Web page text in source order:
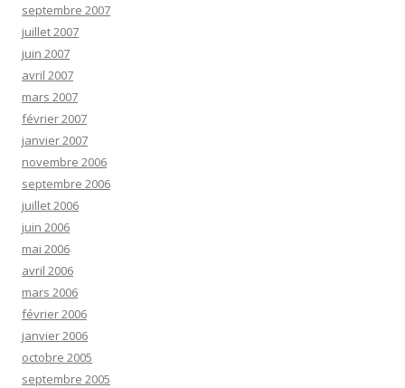
septembre 2007
juillet 2007
juin 2007
avril 2007
mars 2007
février 2007
janvier 2007
novembre 2006
septembre 2006
juillet 2006
juin 2006
mai 2006
avril 2006
mars 2006
février 2006
janvier 2006
octobre 2005
septembre 2005